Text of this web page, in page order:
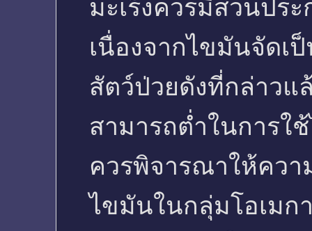
มะเร็งควรมีส่วนปร
เนื่องจากไขมันจัดเ
สัตว์ป่วยดังที่กล่าวแ
สามารถต่ำในการใ
ควรพิจารณาให้คว
ไขมันในกลุ่มโอเมก